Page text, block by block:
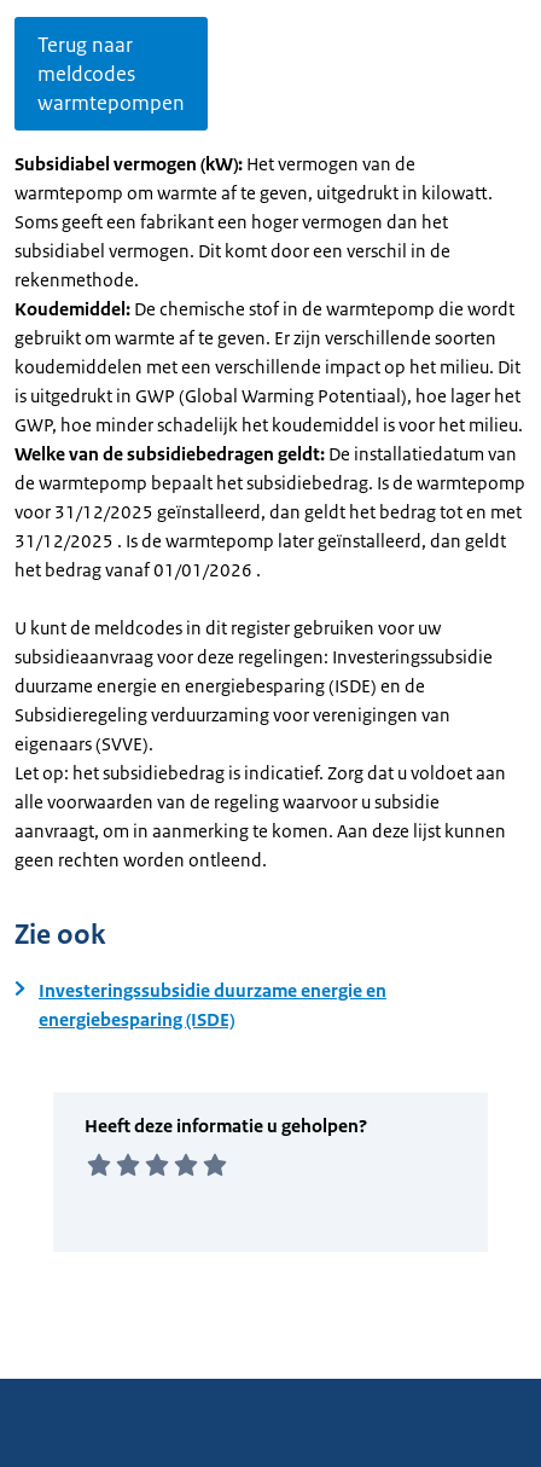
Terug naar
meldcodes
warmtepompen
Subsidiabel vermogen (kW): Het vermogen van de
warmtepomp om warmte af te geven, uitgedrukt in kilowatt.
Soms geeft een fabrikant een hoger vermogen dan het
subsidiabel vermogen. Dit komt door een verschil in de
rekenmethode.
Koudemiddel: De chemische stof in de warmtepomp die wordt
gebruikt om warmte af te geven. Er zijn verschillende soorten
koudemiddelen met een verschillende impact op het milieu. Dit
is uitgedrukt in GWP (Global Warming Potentiaal), hoe lager het
GWP, hoe minder schadelijk het koudemiddel is voor het milieu.
Welke van de subsidiebedragen geldt: De installatiedatum van
de warmtepomp bepaalt het subsidiebedrag. Is de warmtepomp
voor 31/12/2025 geïnstalleerd, dan geldt het bedrag tot en met
31/12/2025 . Is de warmtepomp later geïnstalleerd, dan geldt
het bedrag vanaf 01/01/2026 .
U kunt de meldcodes in dit register gebruiken voor uw
subsidieaanvraag voor deze regelingen: Investeringssubsidie
duurzame energie en energiebesparing (ISDE) en de
Subsidieregeling verduurzaming voor verenigingen van
eigenaars (SVVE).
Let op: het subsidiebedrag is indicatief. Zorg dat u voldoet aan
alle voorwaarden van de regeling waarvoor u subsidie
aanvraagt, om in aanmerking te komen. Aan deze lijst kunnen
geen rechten worden ontleend.
Zie ook
Investeringssubsidie duurzame energie en
energiebesparing (ISDE)